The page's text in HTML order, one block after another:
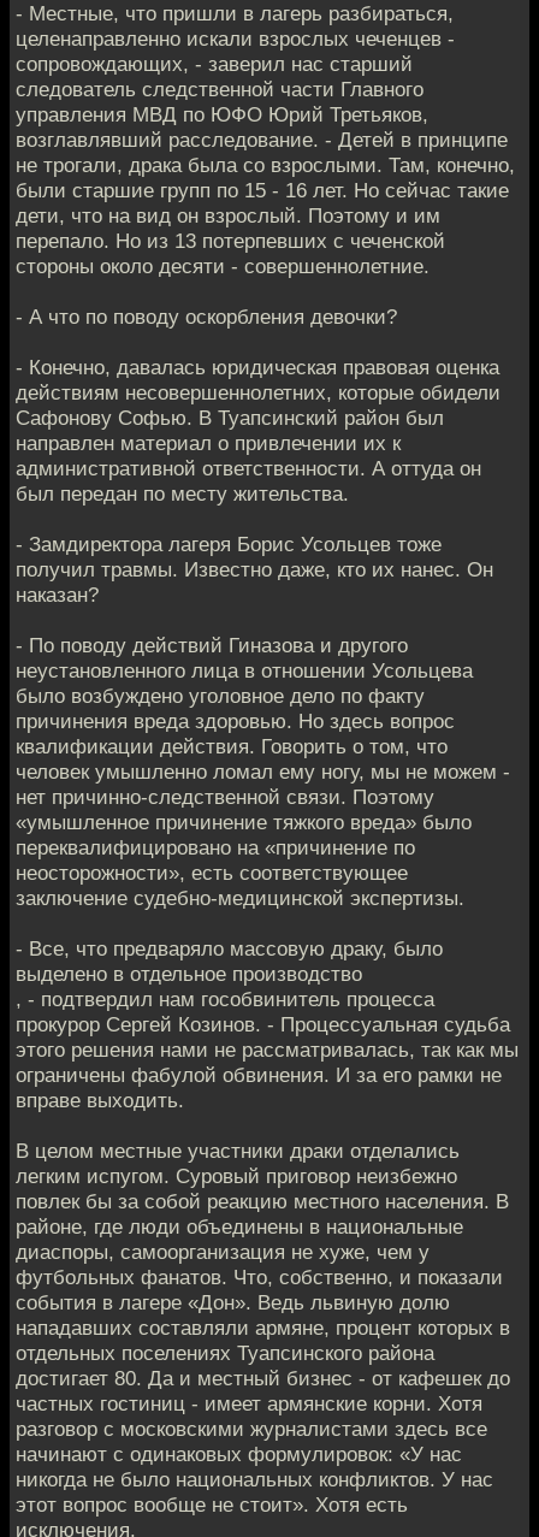
- Местные, что пришли в лагерь разбираться,
целенаправленно искали взрослых чеченцев -
сопровождающих, - заверил нас старший
следователь следственной части Главного
управления МВД по ЮФО Юрий Третьяков,
возглавлявший расследование. - Детей в принципе
не трогали, драка была со взрослыми. Там, конечно,
были старшие групп по 15 - 16 лет. Но сейчас такие
дети, что на вид он взрослый. Поэтому и им
перепало. Но из 13 потерпевших с чеченской
стороны около десяти - совершеннолетние.
- А что по поводу оскорбления девочки?
- Конечно, давалась юридическая правовая оценка
действиям несовершеннолетних, которые обидели
Сафонову Софью. В Туапсинский район был
направлен материал о привлечении их к
административной ответственности. А оттуда он
был передан по месту жительства.
- Замдиректора лагеря Борис Усольцев тоже
получил травмы. Известно даже, кто их нанес. Он
наказан?
- По поводу действий Гиназова и другого
неустановленного лица в отношении Усольцева
было возбуждено уголовное дело по факту
причинения вреда здоровью. Но здесь вопрос
квалификации действия. Говорить о том, что
человек умышленно ломал ему ногу, мы не можем -
нет причинно-следственной связи. Поэтому
«умышленное причинение тяжкого вреда» было
переквалифицировано на «причинение по
неосторожности», есть соответствующее
заключение судебно-медицинской экспертизы.
- Все, что предваряло массовую драку, было
выделено в отдельное производство
, - подтвердил нам гособвинитель процесса
прокурор Сергей Козинов. - Процессуальная судьба
этого решения нами не рассматривалась, так как мы
ограничены фабулой обвинения. И за его рамки не
вправе выходить.
В целом местные участники драки отделались
легким испугом. Суровый приговор неизбежно
повлек бы за собой реакцию местного населения. В
районе, где люди объединены в национальные
диаспоры, самоорганизация не хуже, чем у
футбольных фанатов. Что, собственно, и показали
события в лагере «Дон». Ведь львиную долю
нападавших составляли армяне, процент которых в
отдельных поселениях Туапсинского района
достигает 80. Да и местный бизнес - от кафешек до
частных гостиниц - имеет армянские корни. Хотя
разговор с московскими журналистами здесь все
начинают с одинаковых формулировок: «У нас
никогда не было национальных конфликтов. У нас
этот вопрос вообще не стоит». Хотя есть
исключения.